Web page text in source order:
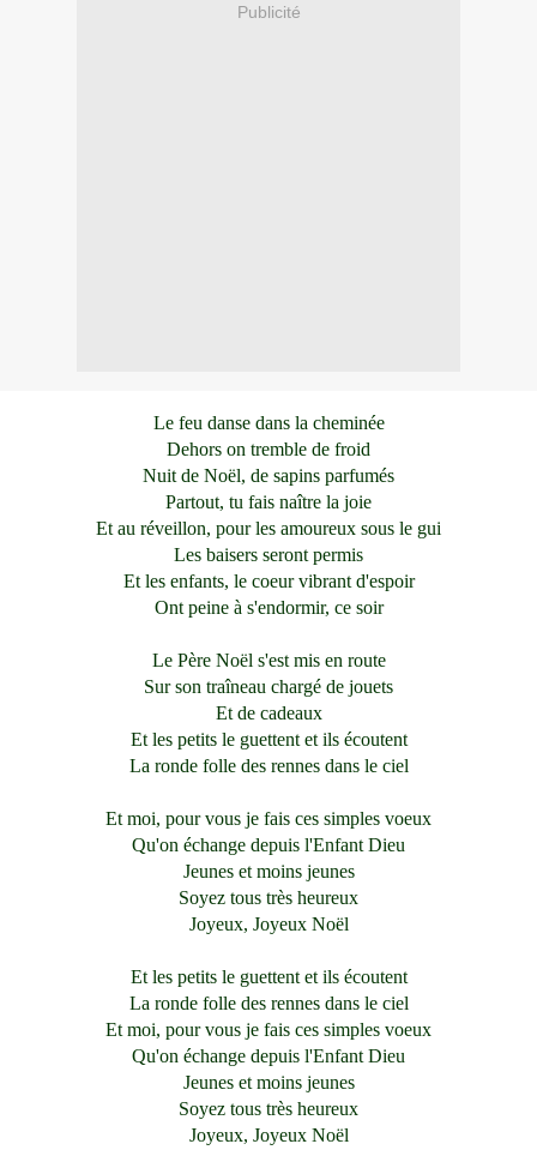
Publicité
Le feu danse dans la cheminée
Dehors on tremble de froid
Nuit de Noël, de sapins parfumés
Partout, tu fais naître la joie
Et au réveillon, pour les amoureux sous le gui
Les baisers seront permis
Et les enfants, le coeur vibrant d'espoir
Ont peine à s'endormir, ce soir
Le Père Noël s'est mis en route
Sur son traîneau chargé de jouets
Et de cadeaux
Et les petits le guettent et ils écoutent
La ronde folle des rennes dans le ciel
Et moi, pour vous je fais ces simples voeux
Qu'on échange depuis l'Enfant Dieu
Jeunes et moins jeunes
Soyez tous très heureux
Joyeux, Joyeux Noël
Et les petits le guettent et ils écoutent
La ronde folle des rennes dans le ciel
Et moi, pour vous je fais ces simples voeux
Qu'on échange depuis l'Enfant Dieu
Jeunes et moins jeunes
Soyez tous très heureux
Joyeux, Joyeux Noël